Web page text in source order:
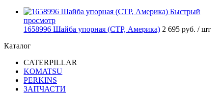
Быстрый
просмотр
1658996 Шайба упорная (CTP, Америка) 2 695 руб. / шт
Каталог
CATERPILLAR
KOMATSU
PERKINS
ЗАПЧАСТИ